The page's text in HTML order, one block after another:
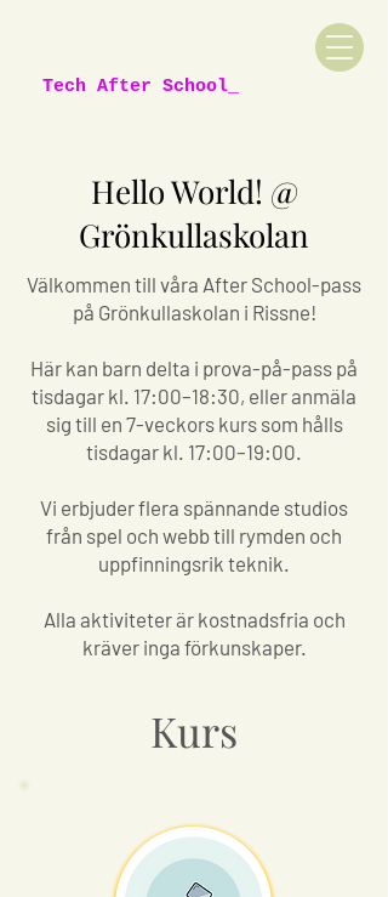
Tech After School_
Hello World! @
Grönkullaskolan
Välkommen till våra After School-pass
på Grönkullaskolan i Rissne!
Här kan barn delta i prova-på-pass på
tisdagar kl. 17:00–18:30, eller anmäla
sig till en 7-veckors kurs som hålls
tisdagar kl. 17:00–19:00.
Vi erbjuder flera spännande studios
från spel och webb till rymden och
uppfinningsrik teknik.
Alla aktiviteter är kostnadsfria och
kräver inga förkunskaper.
Kurs